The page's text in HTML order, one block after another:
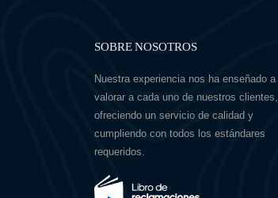
SOBRE NOSOTROS
Nuestra experiencia nos ha enseñado a
valorar a cada uno de nuestros clientes,
ofreciendo un servicio de calidad y
cumpliendo con todos los estándares
requeridos.